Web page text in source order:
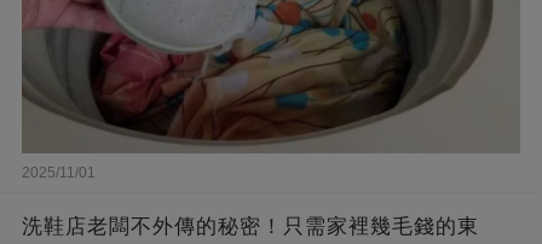
2025/11/01
洗鞋店老闆不外傳的秘密！只需家裡幾毛錢的東